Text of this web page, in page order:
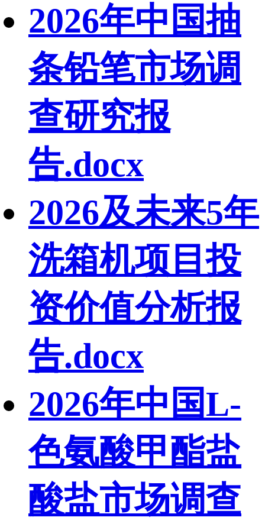
2026年中国抽
条铅笔市场调
查研究报
告.docx
2026及未来5年
洗箱机项目投
资价值分析报
告.docx
2026年中国L-
色氨酸甲酯盐
酸盐市场调查